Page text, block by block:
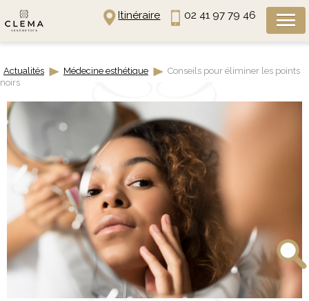
02 41 97 79 46
Itinéraire
Actualités Médecine esthétique
Conseils pour éliminer les points
noirs